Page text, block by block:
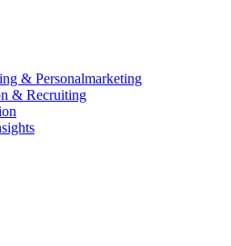
& Personalmarketing
& Recruiting